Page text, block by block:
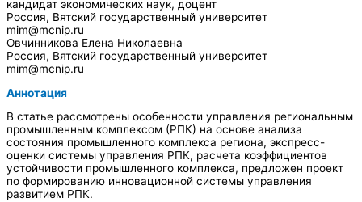
кандидат экономических наук, доцент
Россия, Вятский государственный университет
mim@mcnip.ru
Овчинникова Елена Николаевна
Россия, Вятский государственный университет
mim@mcnip.ru
Аннотация
В статье рассмотрены особенности управления региональным
промышленным комплексом (РПК) на основе анализа
состояния промышленного комплекса региона, экспресс-
оценки системы управления РПК, расчета коэффициентов
устойчивости промышленного комплекса, предложен проект
по формированию инновационной системы управления
развитием РПК.